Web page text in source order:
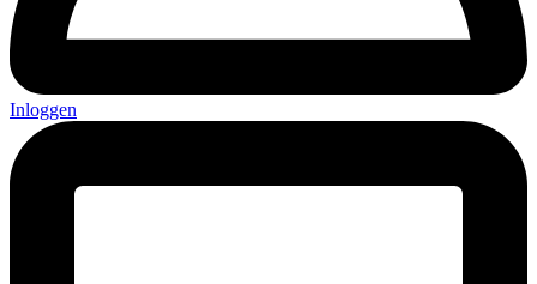
Inloggen